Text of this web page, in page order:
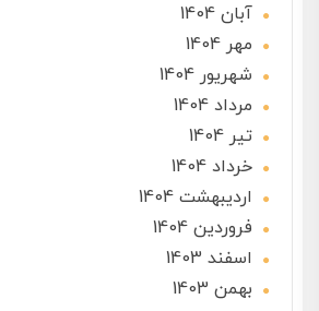
آبان 1404
مهر 1404
شهریور 1404
مرداد 1404
تير 1404
خرداد 1404
ارديبهشت 1404
فروردین 1404
اسفند 1403
بهمن 1403